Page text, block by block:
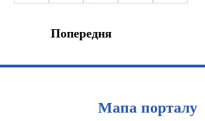
Попередня
Мапа порталу